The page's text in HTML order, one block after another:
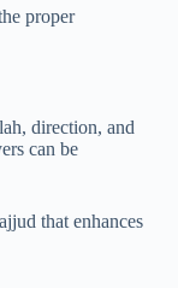
proper
direction, and
can be
that enhances